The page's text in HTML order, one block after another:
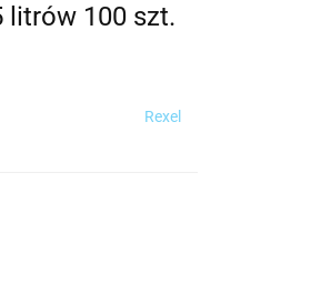
litrów 100 szt.
Rexel